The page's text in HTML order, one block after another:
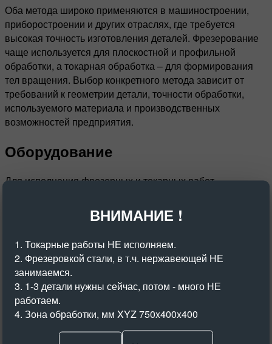
Оба метода широко применяются в машиностроении,
приборостроении и других отраслях, где требуется
высокая точность изготовления деталей. Фрезерование
чаще используется для плоскостной и профильной
обработки, а токарная обработка – для формирования
тел вращения. Выбор конкретного метода зависит от
требований к геометрии детали, точности обработки,
используемого материала и производственных
возможностей предприятия.
Оборудование
Для исполнения фрезерных и токарных работ
которых направлен на выполнение определенных задач.
Фрезерные станки могут быть горизонтальными,
оснащены различными типами фрез – цилиндрическими,
торцевыми, концевыми, дисковыми и профильными.
Токарные станки, в свою очередь, подразделяются на
универсальные, револьверные, карусельные,
автоматические и полуавтоматические. В токарных
работах применяются резцы различных форм, включая
проходные, отрезные, расточные, фасонные и
ВНИМАНИЕ !
1. Токарные работы НЕ исполняем.
2. Фрезеровкой стали, в т.ч. нержавеющей НЕ
занимаемся.
3. 1-3 детали нужны сейчас, потом - много НЕ
работаем.
4. Зона обработки, мм XYZ 750x400x400